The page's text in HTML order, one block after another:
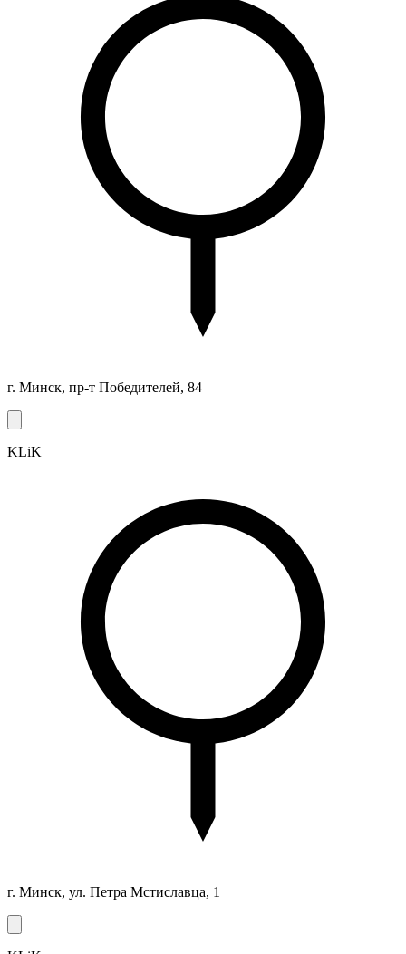
г. Минск, пр-т Победителей, 84
KLiK
г. Минск, ул. Петра Мстиславца, 1